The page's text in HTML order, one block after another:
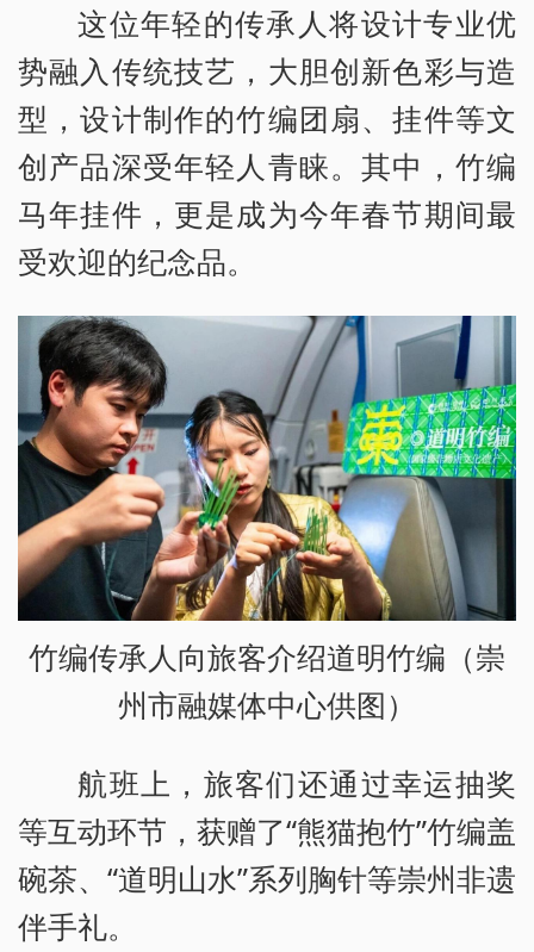
这位年轻的传承人将设计专业优
势融入传统技艺，大胆创新色彩与造
型，设计制作的竹编团扇、挂件等文
创产品深受年轻人青睐。其中，竹编
马年挂件，更是成为今年春节期间最
受欢迎的纪念品。
竹编传承人向旅客介绍道明竹编（崇
州市融媒体中心供图）
航班上，旅客们还通过幸运抽奖
等互动环节，获赠了“熊猫抱竹”竹编盖
碗茶、“道明山水”系列胸针等崇州非遗
伴手礼。